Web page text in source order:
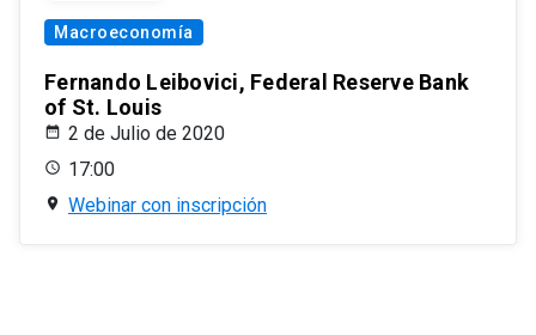
Macroeconomía
Fernando Leibovici, Federal Reserve Bank
of St. Louis
2 de Julio de 2020
17:00
Webinar con inscripción